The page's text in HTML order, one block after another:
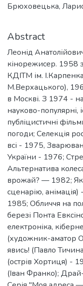
Брюховецька,
Abstract
Леонід
кінорежисер. 1958
КДІТМ ім.
М.Верхацького),
в Москві. З 1974 -
науково-популярні,
публіцистичні
погоди; Селекція
всі - 1975,
України - 1976;
Альтернатива
врожай? — 1982; Як
сценарію,
1985; Обличчя на
березі Понта
електроніка,
(художник-аматор
явись! (Павло
(острів Хортиця) -
(Іван Франко);